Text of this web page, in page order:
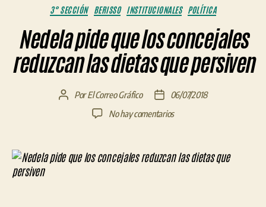
Categorías
3° SECCIÓN BERISSO INSTITUCIONALES POLÍTICA
Nedela pide que los concejales
reduzcan las dietas que persiven
AutorPorEl Correo Gráfico
Fecha
de
06/07/2018
No hay comentariosen
que
los